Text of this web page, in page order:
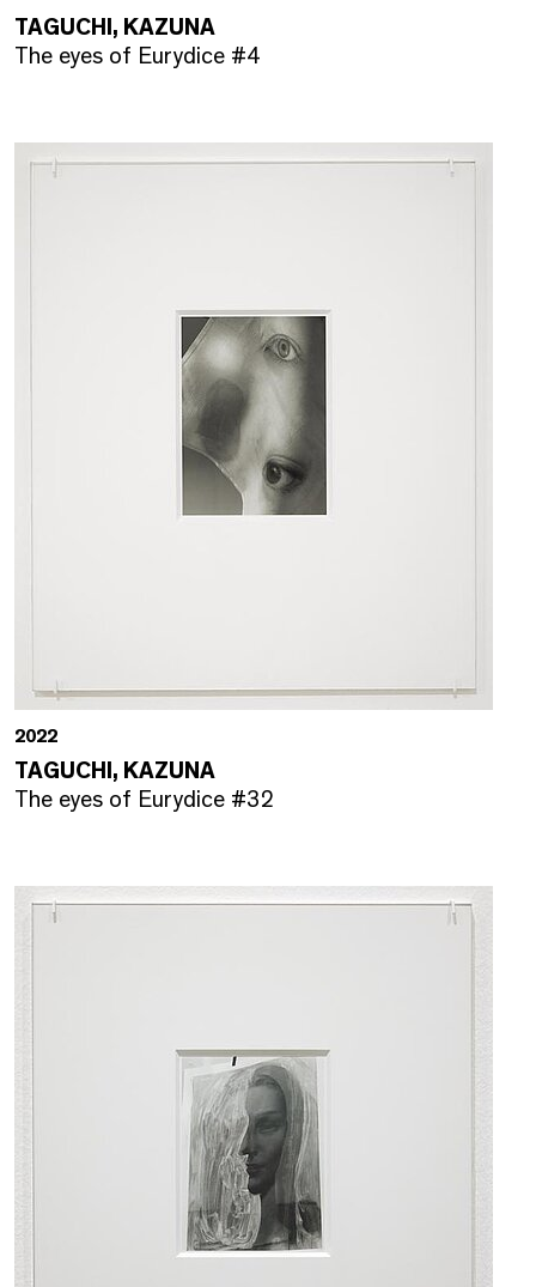
TAGUCHI, KAZUNA
The eyes of Eurydice #4
2022
TAGUCHI, KAZUNA
The eyes of Eurydice #32